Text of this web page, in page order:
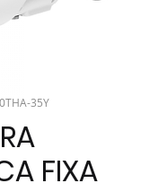
35Y
FIXA